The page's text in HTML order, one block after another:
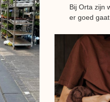
Bij Orta zijn
er goed